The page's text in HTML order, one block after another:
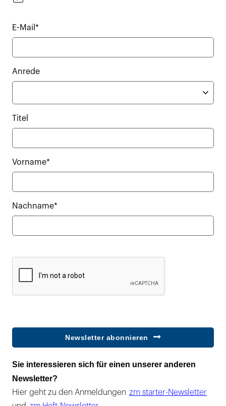
E-Mail*
Anrede
Titel
Vorname*
Nachname*
Newsletter abonnieren
Sie interessieren sich für einen unserer anderen
Newsletter?
Hier geht zu den Anmeldungen zm starter-Newsletter